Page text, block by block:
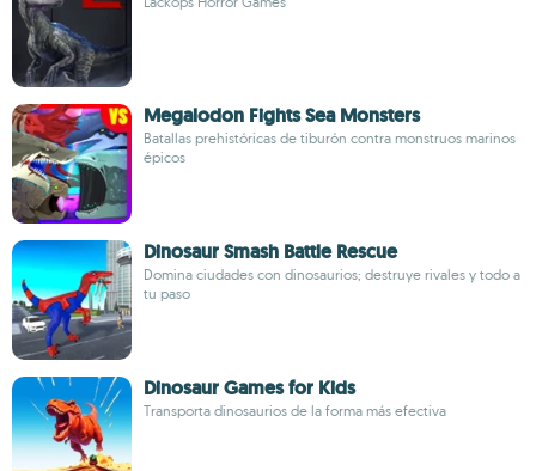
Megalodon Fights Sea Monsters
Batallas prehistóricas de tiburón contra monstruos marinos
épicos
Dinosaur Smash Battle Rescue
Domina ciudades con dinosaurios; destruye rivales y todo a
tu paso
Dinosaur Games for Kids
Transporta dinosaurios de la forma más efectiva